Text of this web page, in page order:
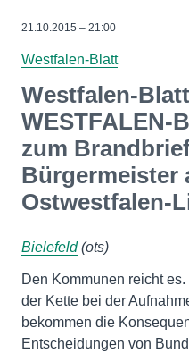
21.10.2015 – 21:00
Westfalen-Blatt
Westfalen-
WESTFALEN-
zum
Bürgermeister
Ostwestfalen-
Bielefeld(ots)
Den Kommunen reicht
der Kette bei der
bekommen die
Entscheidungen von